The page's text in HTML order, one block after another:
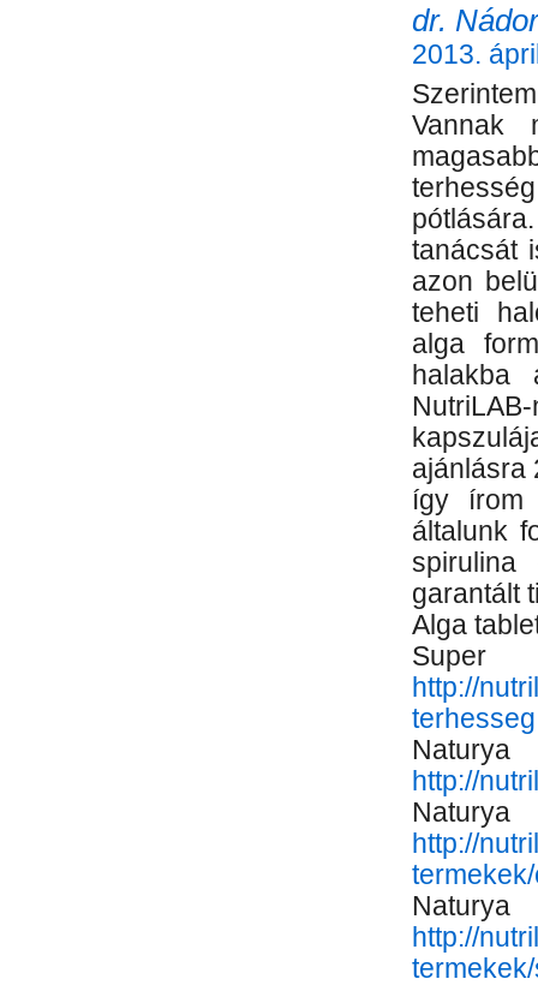
dr.
2013.
Vannak
tanácsát
azon
teheti
alga
halakba
ajánlásra
így írom
általunk
garantált
Alga
http://
terhesseg
http://
http://
http://